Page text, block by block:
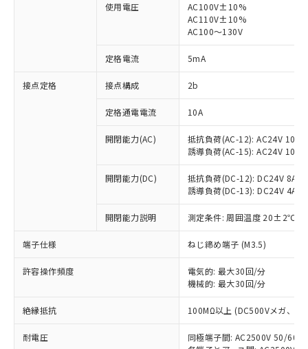
使用電圧
AC100V±10%
AC110V±10%
AC100～130V
定格電流 5mA
接点定格 接点構成 2b
定格通電電流 10A
開閉能力(AC)
抵抗負荷(AC-12): AC24V 10A/
誘導負荷(AC-15): AC24V
開閉能力(DC)
抵抗負荷(DC-12): DC24V 8A/
誘導負荷(DC-13): DC24V 4A/
開閉能力説明 測定条件: 周囲温度 20±2℃、
端子仕様 ねじ締め端子 (M3.5)
許容操作頻度
電気的: 最大30回/分
機械的: 最大30回/分
絶縁抵抗 100MΩ以上 (DC500Vメガ、点
耐電圧
同極端子間: AC2500V 50/
ご利用条件
以下の条件をお読みいただき、同意のうえ
本サービスは、当社制御機器事業取扱
商品の当社在庫状況および標準価格
(税抜)を提供させていただくもので
当社制御機器事業取扱商品の中には、
本サービスの対象外となる商品もある
ことをご了承ください。
在庫状況および標準価格照会結果は、
記載している更新日時点での社内デー
タに基づき作成されるものであり、閲
準価格とは異なる場合があることをご
対応済み：EU RoHS指令（10物質）の
非含有に対応した製品が提供可能な商品で
対応予定：EU RoHS指令（10物質）の非含
有に対応した製品に切り替える予定のある
対応予定なし：EU RoHS指令（10物質）の
非含有に非対応の商品で、対応品を出す予
調査・確認中：EU RoHS指令（10物質）の
非含有の対応状況を調査中または確認中の
非該当品：ライセンス料など無形物で、有
害物質有無と関係のない商品です。
仕入先様の事情により、非含有部品として
いたものが、含有品と判明した場合などや
むを得ず変更することがあります。
*EU RoHS指令（10物質）：
鉛(Pb) 1000ppm以下、 水銀(Hg) 1000ppm以下、 カド
六価クロム(Cr(Ⅵ)) 1000ppm以下、ポリ臭化ビフェニル
「○」：最大均質材料含有率が中国RoHSの
基準値以下であることを示します。
「×」：最大均質材料含有率が中国RoHSの
基準値を超えていることを示します。
「－」：未確認です。当社販売部門へお問
当社は、これら貴社製品のうち、外国
為替および外国貿易法に定める商品
（以下｢規制貨物等」という）を輸出
または国外への提供する場合は、日本
国政府の輸出許可(または役務取引許
可)を取得するなどの必要な手続きを